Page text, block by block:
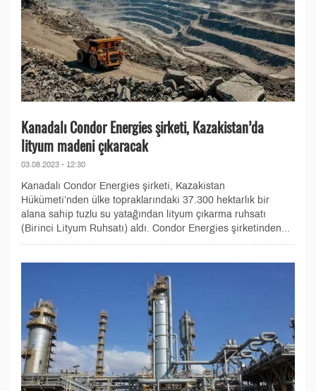
Kanadalı Condor Energies şirketi, Kazakistan’da
lityum madeni çıkaracak
03.08.2023 - 12:30
Kanadalı Condor Energies şirketi, Kazakistan
Hükümeti’nden ülke topraklarındaki 37.300 hektarlık bir
alana sahip tuzlu su yatağından lityum çıkarma ruhsatı
(Birinci Lityum Ruhsatı) aldı. Condor Energies şirketinden...